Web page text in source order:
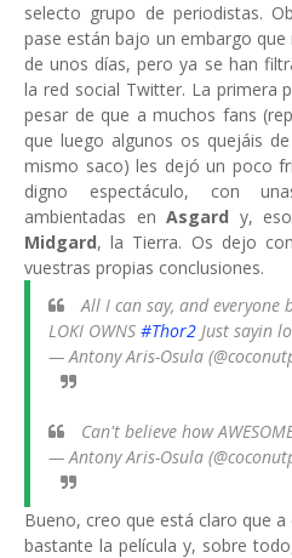
selecto grupo de periodistas.
pase están bajo un embargo
de unos días, pero ya se han
la red social Twitter. La primera
pesar de que a muchos fans
que luego algunos os quejáis
mismo saco) les dejó un poco
digno espectáculo, con
ambientadas enAsgard y,
Midgard, la Tierra. Os dejo
vuestras propias conclusiones.
All I can say, and everyone
LOKI OWNS #Thor2 Just sayin
— Antony Aris-Osula
Can't believe how
— Antony Aris-Osula
Bueno, creo que está claro que
bastante la película y, sobre